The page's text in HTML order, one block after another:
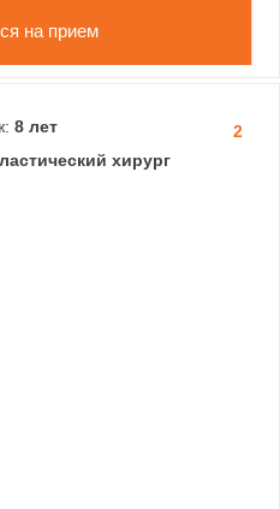
на прием
2
8 лет
хирург